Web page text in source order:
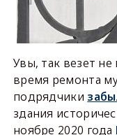
Увы, так везет
время ремонта
подрядчики
здания
ноябре 2020 года